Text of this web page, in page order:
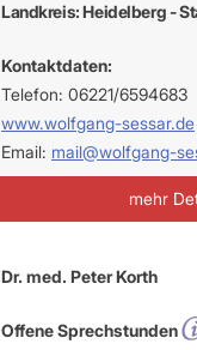
Landkreis: Heidelberg -
Kontaktdaten:
Telefon: 06221/6594683
www.wolfgang-sessar.de
Email: mail@wolfgang-
mehr
Dr. med. Peter Korth
Offene Sprechstunden